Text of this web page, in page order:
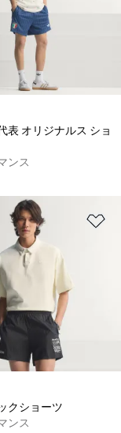
表 オリジナルス ショ
ンス
ストに追加
クショーツ
ンス